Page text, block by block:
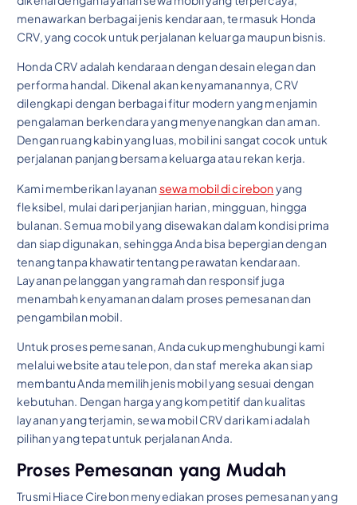
menawarkan berbagai jenis kendaraan, termasuk Honda
CRV, yang cocok untuk perjalanan keluarga maupun bisnis.
Honda CRV adalah kendaraan dengan desain elegan dan
performa handal. Dikenal akan kenyamanannya, CRV
dilengkapi dengan berbagai fitur modern yang menjamin
pengalaman berkendara yang menyenangkan dan aman.
Dengan ruang kabin yang luas, mobil ini sangat cocok untuk
perjalanan panjang bersama keluarga atau rekan kerja.
Kami memberikan layanan sewa mobil di cirebonyang
fleksibel, mulai dari perjanjian harian, mingguan, hingga
bulanan. Semua mobil yang disewakan dalam kondisi prima
dan siap digunakan, sehingga Anda bisa bepergian dengan
tenang tanpa khawatir tentang perawatan kendaraan.
Layanan pelanggan yang ramah dan responsif juga
menambah kenyamanan dalam proses pemesanan dan
pengambilan mobil.
Untuk proses pemesanan, Anda cukup menghubungi kami
melalui website atau telepon, dan staf mereka akan siap
membantu Anda memilih jenis mobil yang sesuai dengan
kebutuhan. Dengan harga yang kompetitif dan kualitas
layanan yang terjamin, sewa mobil CRV dari kami adalah
pilihan yang tepat untuk perjalanan Anda.
Proses Pemesanan yang Mudah
Trusmi Hiace Cirebon menyediakan proses pemesanan yang